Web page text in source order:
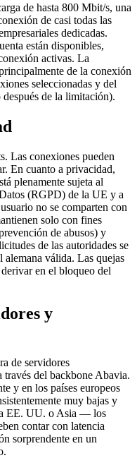
de hasta 800 Mbit/s, una
de casi todas las
dedicadas.
están disponibles,
activas. La
de la conexión
seleccionadas y del
después de la limitación).
Las conexiones pueden
En cuanto a privacidad,
plenamente sujeta al
(RGPD) de la UE y a
no se comparten con
solo con fines
de abusos) y
de las autoridades se
válida. Las quejas
en el bloqueo del
y
de servidores
través del backbone Abavia.
y en los países europeos
muy bajas y
EE. UU. o Asia — los
contar con latencia
sorprendente en un